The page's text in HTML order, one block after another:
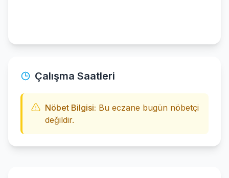
Çalışma Saatleri
Nöbet Bilgisi: Bu eczane bugün nöbetçi
değildir.